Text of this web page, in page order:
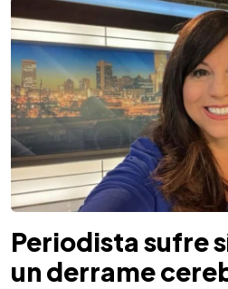
Periodista sufre
un derrame